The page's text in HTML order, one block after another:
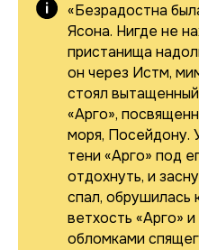
«Безрадостна
Ясона. Нигде не
пристанища
он через Истм,
стоял
«Арго»,
моря, Посейдону.
тени «Арго» под
отдохнуть, и
спал,
ветхость «Арго»
обломками